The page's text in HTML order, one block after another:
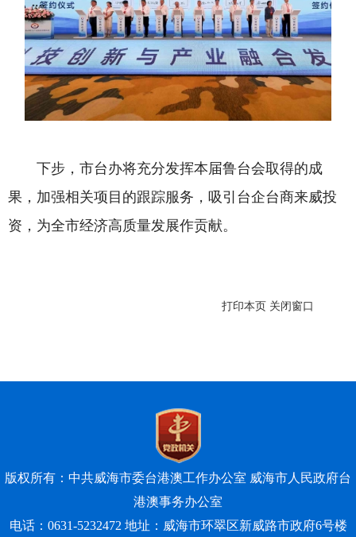
下步，市台办将充分发挥本届鲁台会取得的成
果，加强相关项目的跟踪服务，吸引台企台商来威投
资，为全市经济高质量发展作贡献。
打印本页 关闭窗口
版权所有：中共威海市委台港澳工作办公室 威海市人民政府台
港澳事务办公室
电话：0631-5232472 地址：威海市环翠区新威路市政府6号楼